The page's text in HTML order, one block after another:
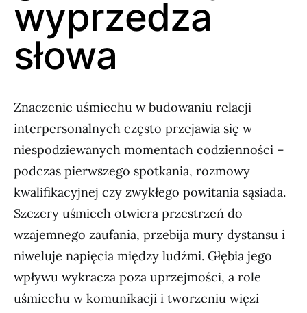
wyprzedza
słowa
Znaczenie uśmiechu w budowaniu relacji
interpersonalnych często przejawia się w
niespodziewanych momentach codzienności –
podczas pierwszego spotkania, rozmowy
kwalifikacyjnej czy zwykłego powitania sąsiada.
Szczery uśmiech otwiera przestrzeń do
wzajemnego zaufania, przebija mury dystansu i
niweluje napięcia między ludźmi. Głębia jego
wpływu wykracza poza uprzejmości, a role
uśmiechu w komunikacji i tworzeniu więzi